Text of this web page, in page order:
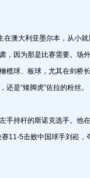
澳大利亚墨尔本，从小
，因为那是比赛需要。场
榄球、板球，尤其在剑桥
是“矮脚虎”佐拉的粉丝。
持杆的斯诺克选手。他
11-5击败中国球手刘崧，